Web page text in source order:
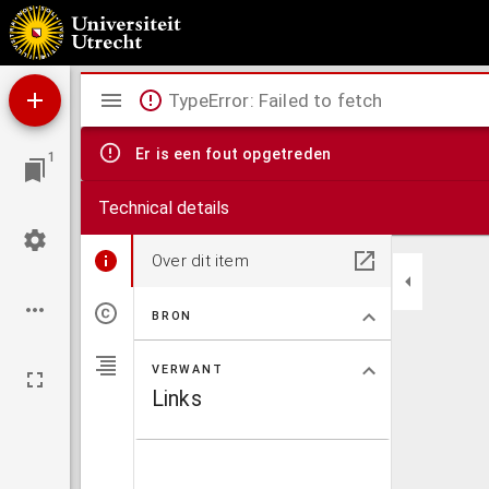
Handleiding tot de inlandsche schaaps-teelt inzonderheid met opzigt tot verbetering
1
Mirador
viewer
TypeError: Failed to fetch
Er is een fout opgetreden
Technical details
Over dit item
BRON
VERWANT
Links